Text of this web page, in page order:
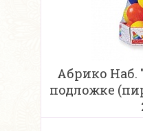
Абрико Наб.
подложке